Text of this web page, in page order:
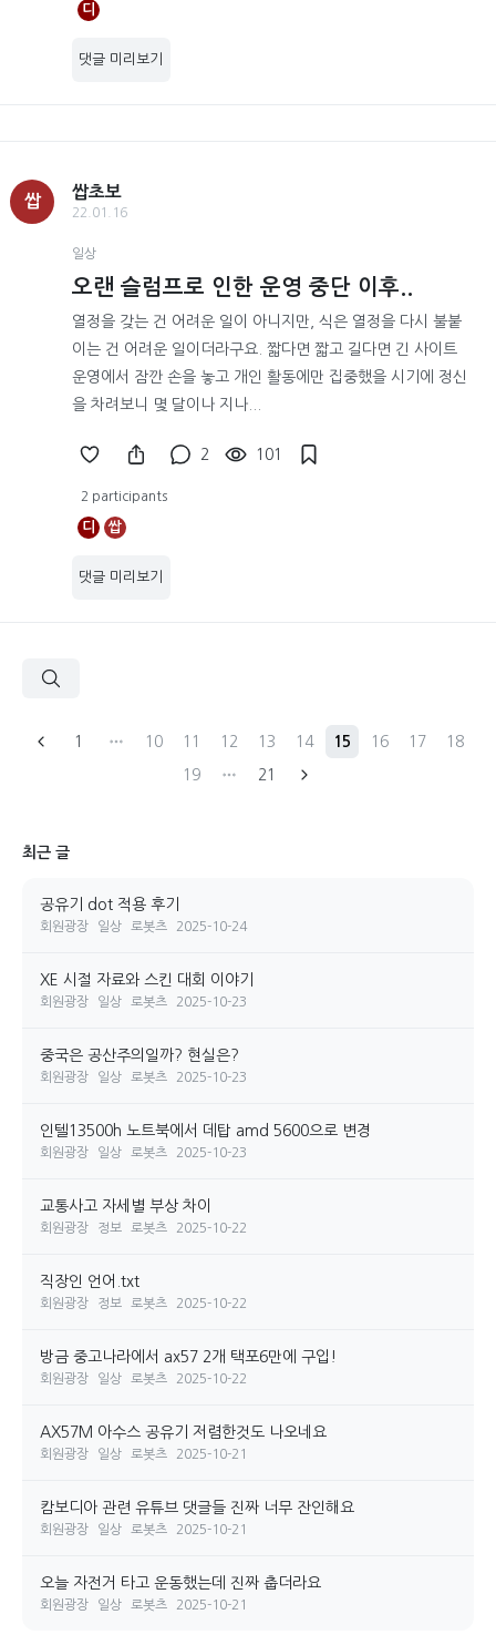
디
댓글 미리보기
쌉
쌉초보
22.01.16
일상
오랜 슬럼프로 인한 운영 중단 이후..
열정을 갖는 건 어려운 일이 아니지만, 식은 열정을 다시 불붙
이는 건 어려운 일이더라구요. 짧다면 짧고 길다면 긴 사이트
운영에서 잠깐 손을 놓고 개인 활동에만 집중했을 시기에 정신
을 차려보니 몇 달이나 지나...
2 101
2 participants
디 쌉
댓글 미리보기
1 10 11 12 13 14 15 16 17 18
19 21
최근 글
공유기 dot 적용 후기
회원광장 일상 로봇츠 2025-10-24
XE 시절 자료와 스킨 대회 이야기
회원광장 일상 로봇츠 2025-10-23
중국은 공산주의일까? 현실은?
회원광장 일상 로봇츠 2025-10-23
인텔13500h 노트북에서 데탑 amd 5600으로 변경
회원광장 일상 로봇츠 2025-10-23
교통사고 자세별 부상 차이
회원광장 정보 로봇츠 2025-10-22
직장인 언어.txt
회원광장 정보 로봇츠 2025-10-22
방금 중고나라에서 ax57 2개 택포6만에 구입!
회원광장 일상 로봇츠 2025-10-22
AX57M 아수스 공유기 저렴한것도 나오네요
회원광장 일상 로봇츠 2025-10-21
캄보디아 관련 유튜브 댓글들 진짜 너무 잔인해요
회원광장 일상 로봇츠 2025-10-21
오늘 자전거 타고 운동했는데 진짜 춥더라요
회원광장 일상 로봇츠 2025-10-21